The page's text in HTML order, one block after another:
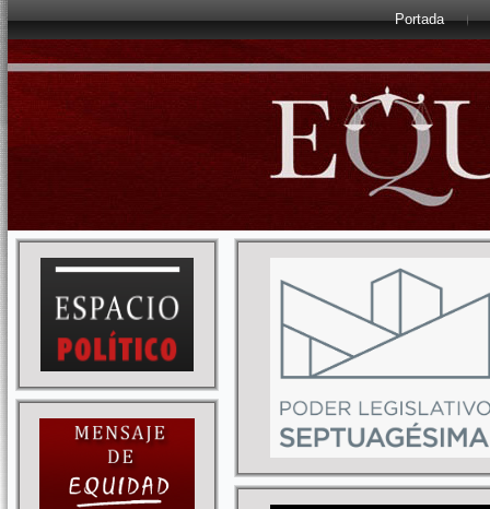
Portada